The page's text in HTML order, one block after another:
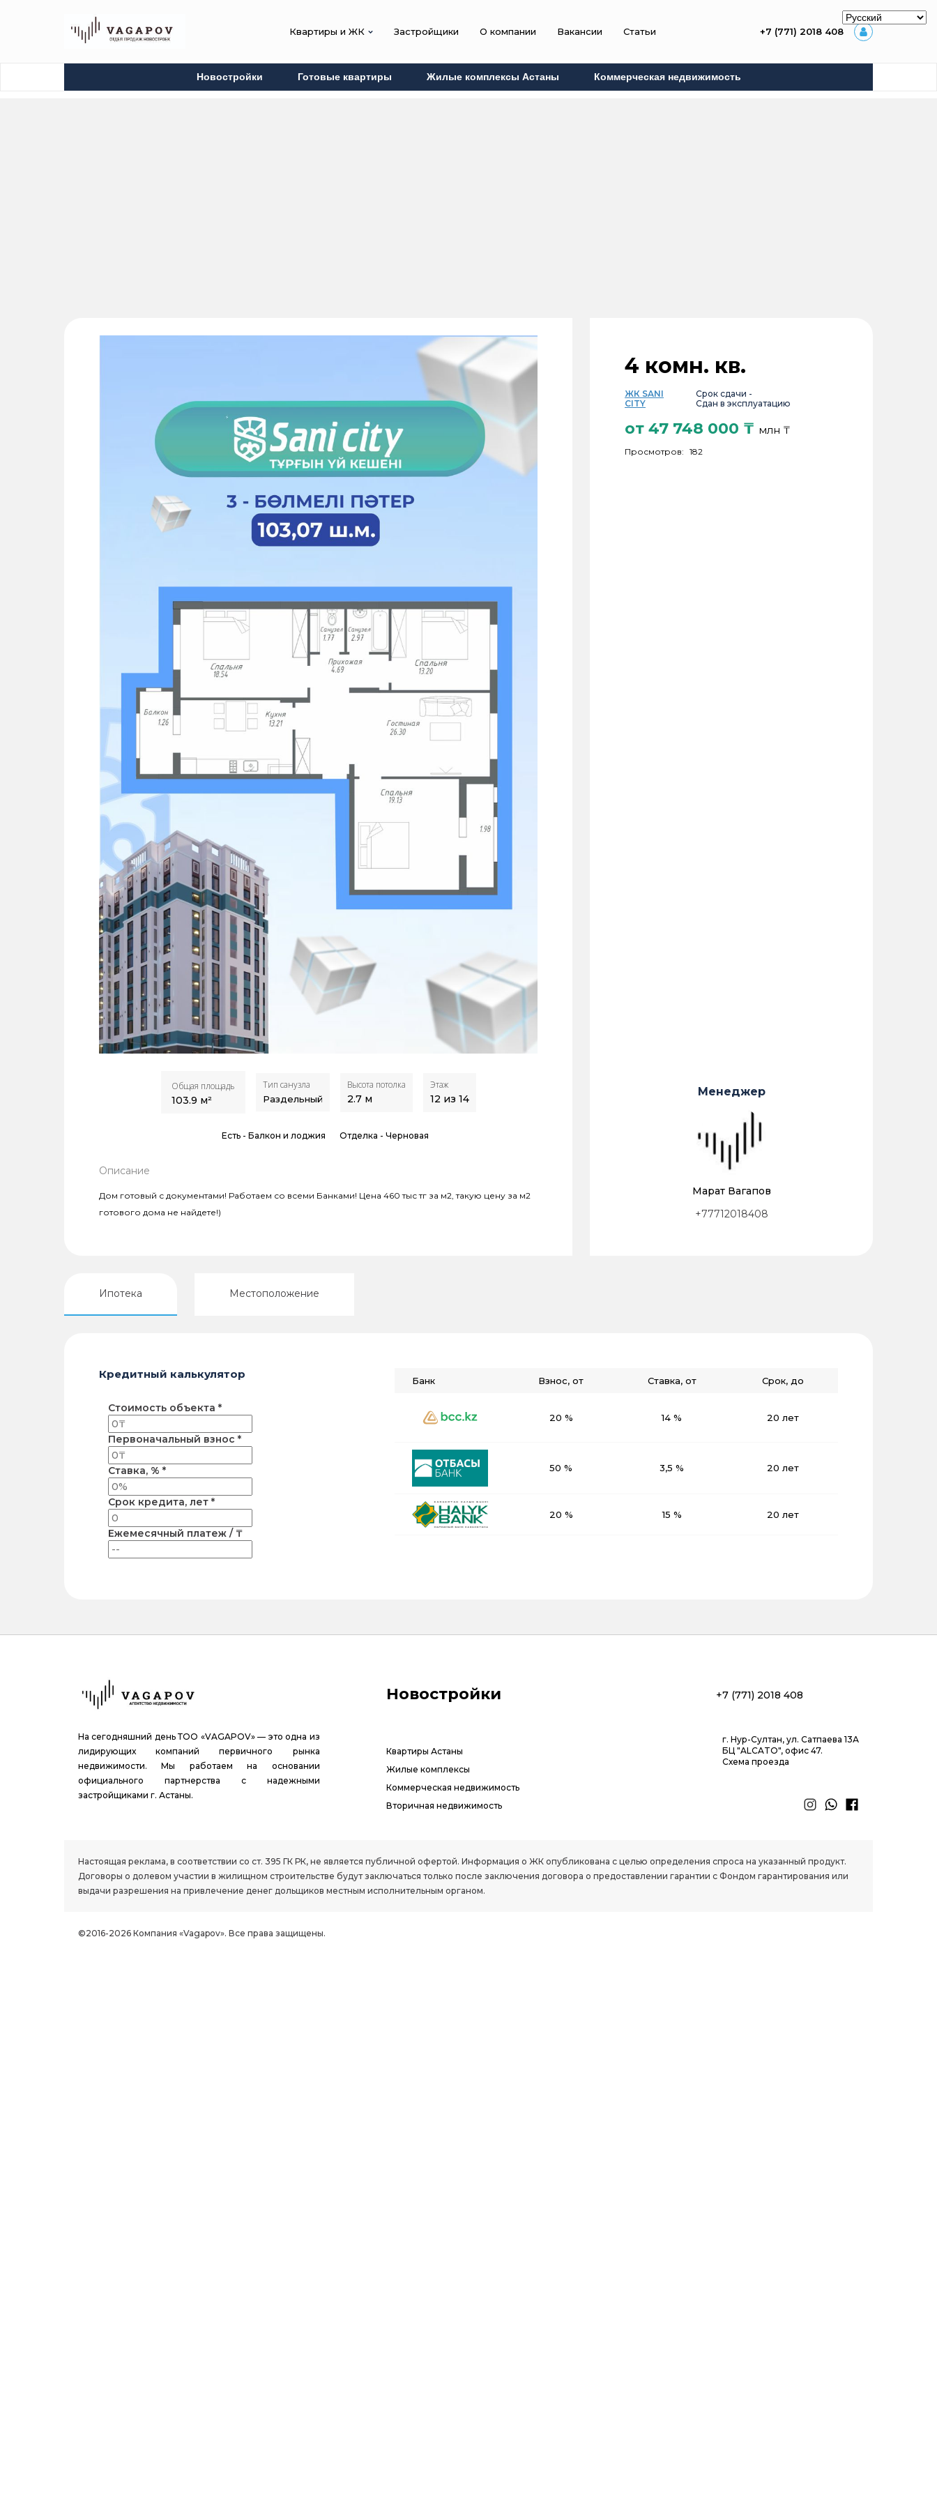
Квартиры и ЖК Застройщики О компании Вакансии Статьи +7 (771) 2018 408
Новостройки Готовые квартиры Жилые комплексы Астаны Коммерческая недвижимость
Общая площадь
103.9 м²
Тип санузла
Раздельный
Высота потолка
2.7м
Этаж
12 из 14
Есть - Балкон и лоджия Отделка - Черновая
Описание
Дом готовый с документами! Работаем со всеми Банками! Цена 460 тыс тг за м2, такую цену за м2
готового дома не найдете!)
4 комн. кв.
ЖК SANI
CITY
Срок сдачи -
Сдан в эксплуатацию
от 47 748 000 ₸ млн ₸
Просмотров: 182
Менеджер
Марат Вагапов
+77712018408
Ипотека Местоположение
Кредитный калькулятор
Стоимость объекта *
Первоначальный взнос *
Ставка, % *
Срок кредита, лет *
Ежемесячный платеж / ₸
Банк Взнос, от Ставка, от Срок, до
20 % 14 % 20 лет
50 % 3,5 % 20 лет
20 % 15 % 20 лет
На сегодняшний день ТОО «VAGAPOV» — это одна из
лидирующих компаний первичного рынка
недвижимости. Мы работаем на основании
официального партнерства с надежными
застройщиками г. Астаны.
Новостройки
Квартиры Астаны
Жилые комплексы
Коммерческая недвижимость
Вторичная недвижимость
+7 (771) 2018 408
г. Нур-Султан, ул. Сатпаева 13А
БЦ "ALCATO", офис 47.
Схема проезда
Настоящая реклама, в соответствии со ст. 395 ГК РК, не является публичной офертой. Информация о ЖК опубликована с целью определения спроса на указанный продукт.
Договоры о долевом участии в жилищном строительстве будут заключаться только после заключения договора о предоставлении гарантии с Фондом гарантирования или
выдачи разрешения на привлечение денег дольщиков местным исполнительным органом.
©2016-2026 Компания «Vagapov». Все права защищены.